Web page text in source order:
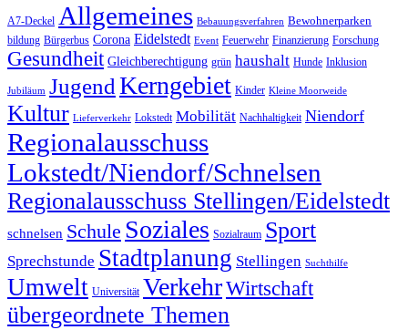
A7-Deckel Allgemeines Bebauungsverfahren Bewohnerparken
bildung Bürgerbus Corona Eidelstedt Event Feuerwehr Finanzierung Forschung
Gesundheit Gleichberechtigung grün haushalt Hunde Inklusion
Jubiläum Jugend Kerngebiet Kinder Kleine Moorweide
Kultur Lieferverkehr Lokstedt Mobilität Nachhaltigkeit Niendorf
Regionalausschuss
Lokstedt/Niendorf/Schnelsen
Regionalausschuss Stellingen/Eidelstedt
schnelsen Schule Soziales Sozialraum Sport
Sprechstunde Stadtplanung Stellingen Suchthilfe
Umwelt Universität VerkehrWirtschaft
übergeordnete Themen